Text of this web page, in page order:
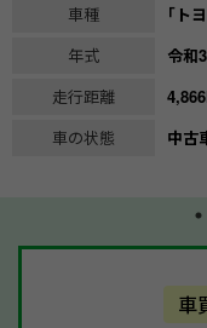
車種
｢ト
年式
令和
走行距離
車の状態
中古
車